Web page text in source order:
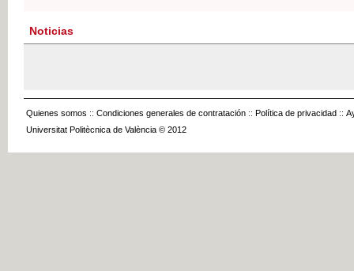
Noticias
Quienes somos :: Condiciones generales de contratación :: Política de privacidad ::
Universitat Politècnica de València © 2012